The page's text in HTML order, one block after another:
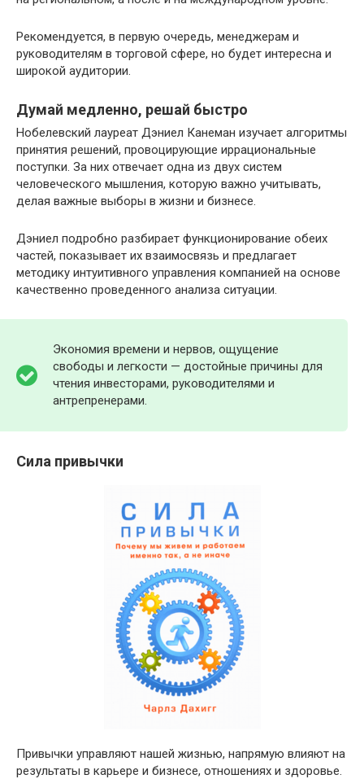
Рекомендуется, в первую очередь, менеджерам и
руководителям в торговой сфере, но будет интересна и
широкой аудитории.
Думай медленно, решай быстро
Нобелевский лауреат Дэниел Канеман изучает алгоритмы
принятия решений, провоцирующие иррациональные
поступки. За них отвечает одна из двух систем
человеческого мышления, которую важно учитывать,
делая важные выборы в жизни и бизнесе.
Дэниел подробно разбирает функционирование обеих
частей, показывает их взаимосвязь и предлагает
методику интуитивного управления компанией на основе
качественно проведенного анализа ситуации.
Экономия времени и нервов, ощущение
свободы и легкости — достойные причины для
чтения инвесторами, руководителями и
антрепренерами.
Сила привычки
Привычки управляют нашей жизнью, напрямую влияют на
результаты в карьере и бизнесе, отношениях и здоровье.